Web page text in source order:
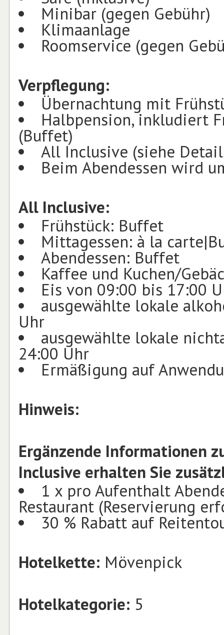
Minibar (gegen Gebühr)
Klimaanlage
Roomservice (gegen
Verpflegung:
Übernachtung mit
Halbpension, inkludiert
(Buffet)
All Inclusive (siehe
Beim Abendessen wird
All Inclusive:
Frühstück: Buffet
Mittagessen: à la
Abendessen: Buffet
Kaffee und Kuchen/
Eis von 09:00 bis 17:00
ausgewählte lokale
Uhr
ausgewählte lokale
24:00 Uhr
Ermäßigung auf
Hinweis:
Ergänzende Informationen
Inclusive erhalten Sie
1 x pro Aufenthalt
Restaurant (Reservierung
30 % Rabatt auf
Hotelkette: Mövenpick
Hotelkategorie: 5